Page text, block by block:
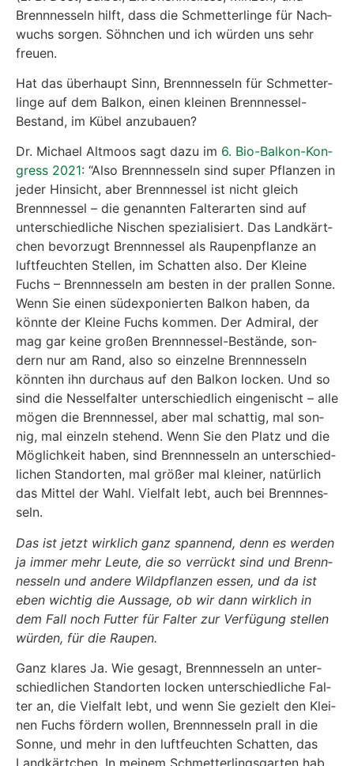
Brenn­nes­seln hilft, dass die Schmet­ter­lin­ge für Nach­
wuchs sor­gen. Söhn­chen und ich wür­den uns sehr
freu­en.
Hat das über­haupt Sinn, Brenn­nes­seln für Schmet­ter­
lin­ge auf dem Bal­kon, einen klei­nen Brenn­nes­sel-
Bestand, im Kübel anzu­bau­en?
Dr. Micha­el Alt­moos sagt dazu im 6. Bio-Bal­kon-Kon­
gress 2021: “Also Brenn­nes­seln sind super Pflan­zen in
jeder Hin­sicht, aber Brenn­nes­sel ist nicht gleich
Brenn­nes­sel – die genann­ten Fal­ter­ar­ten sind auf
unter­schied­li­che Nischen spe­zia­li­siert. Das Land­kärt­
chen bevor­zugt Brenn­nes­sel als Rau­pen­pflan­ze an
luft­feuch­ten Stel­len, im Schat­ten also. Der Klei­ne
Fuchs – Brenn­nes­seln am bes­ten in der pral­len Son­ne.
Wenn Sie einen süd­ex­po­nier­ten Bal­kon haben, da
könn­te der Klei­ne Fuchs kom­men. Der Admi­ral, der
mag gar kei­ne gro­ßen Brenn­nes­sel-Bestän­de, son­
dern nur am Rand, also so ein­zel­ne Brenn­nes­seln
könn­ten ihn durch­aus auf den Bal­kon locken. Und so
sind die Nes­sel­fal­ter unter­schied­lich ein­ge­nischt – alle
mögen die Brenn­nes­sel, aber mal schat­tig, mal son­
nig, mal ein­zeln ste­hend. Wenn Sie den Platz und die
Mög­lich­keit haben, sind Brenn­nes­seln an unter­schied­
li­chen Stand­or­ten, mal grö­ßer mal klei­ner, natür­lich
das Mit­tel der Wahl. Viel­falt lebt, auch bei Brenn­nes­
seln.
Das ist jetzt wirk­lich ganz span­nend, denn es wer­den
ja immer mehr Leu­te, die so ver­rückt sind und Brenn­
nes­seln und ande­re Wild­pflan­zen essen, und da ist
eben wich­tig die Aus­sa­ge, ob wir dann wirk­lich in
dem Fall noch Fut­ter für Fal­ter zur Ver­fü­gung stel­len
wür­den, für die Rau­pen.
Ganz kla­res Ja. Wie gesagt, Brenn­nes­seln an unter­
schied­li­chen Stand­or­ten locken unter­schied­li­che Fal­
ter an, die Viel­falt lebt, und wenn Sie gezielt den Klei­
nen Fuchs för­dern wol­len, Brenn­nes­seln prall in die
Son­ne, und mehr in den luft­feuch­ten Schat­ten, das